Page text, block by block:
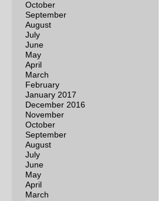
October
September
August
July
June
May
April
March
February
January 2017
December 2016
November
October
September
August
July
June
May
April
March